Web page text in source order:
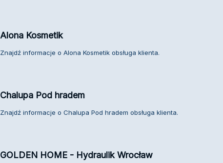
Alona Kosmetik
Znajdź informacje o Alona Kosmetik obsługa klienta.
Chalupa Pod hradem
Znajdź informacje o Chalupa Pod hradem obsługa klienta.
GOLDEN HOME - Hydraulik Wrocław